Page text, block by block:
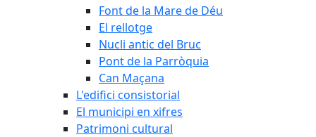
Font de la Mare de Déu
El rellotge
Nucli antic del Bruc
Pont de la Parròquia
Can Maçana
L'edifici consistorial
El municipi en xifres
Patrimoni cultural